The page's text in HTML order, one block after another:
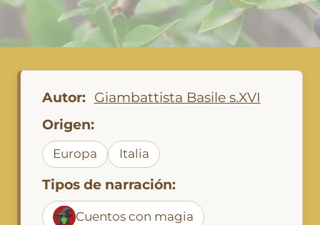
Autor: Giambattista Basile s.XVI
Origen:
Europa Italia
Tipos de narración:
Cuentos con magia